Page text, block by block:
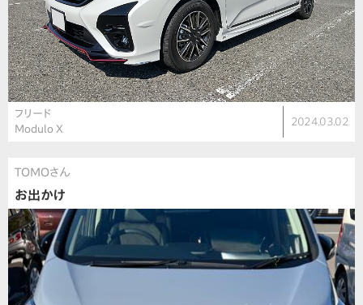
フリード
Modulo X
2024.03.02
TOMOさん
お出かけ